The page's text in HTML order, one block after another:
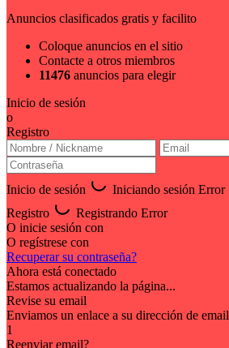
Anuncios clasificados gratis y facilito
Coloque anuncios en el sitio
Contacte a otros miembros
11476 anuncios para elegir
Inicio de sesión
o
Registro
Inicio de sesión Iniciando sesión Error
Registro
Registrando Error
O inicie sesión con
O regístrese con
Recuperar su contraseña?
Ahora está conectado
Estamos actualizando la página...
Revise su email
Enviamos un enlace a su dirección de email
1
Reenviar email?